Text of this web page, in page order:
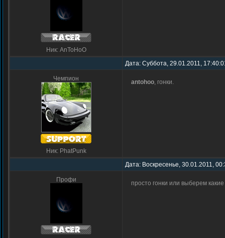
Ник: AnToHoO
Дата: Суббота, 29.01.2011,
Чемпион
Ник: PhatPunk
antohoo, гонки.
Дата: Воскресенье, 30.01.2011,
Профи просто гонки или выберем